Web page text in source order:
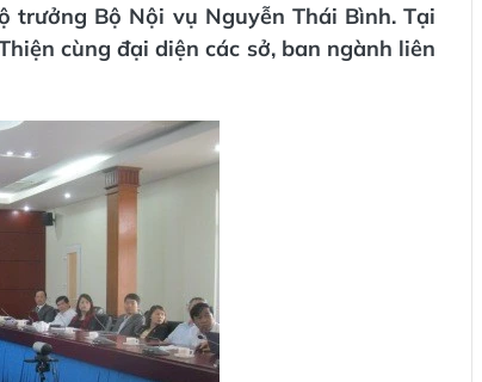
trưởng Bộ Nội vụ Nguyễn Thái Bình. Tại
cùng đại diện các sở, ban ngành liên